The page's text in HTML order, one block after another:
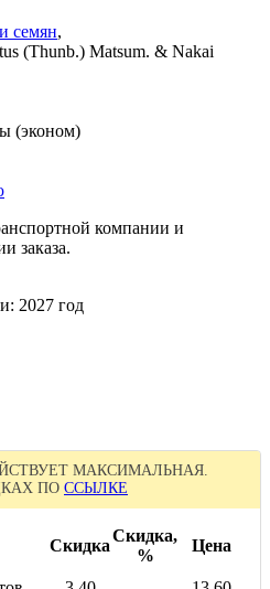
семян,
(Thunb.) Matsum. & Nakai
(эконом)
компании и
заказа.
2027 год
МАКСИМАЛЬНАЯ.
ПО ССЫЛКЕ
Скидка
Скидка,
%
Цена